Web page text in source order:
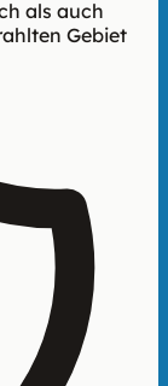
als auch
Gebiet